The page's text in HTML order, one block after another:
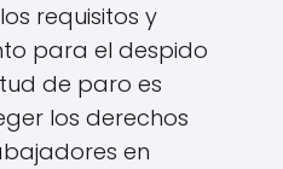
requisitos y
para el despido
de paro es
los derechos
en